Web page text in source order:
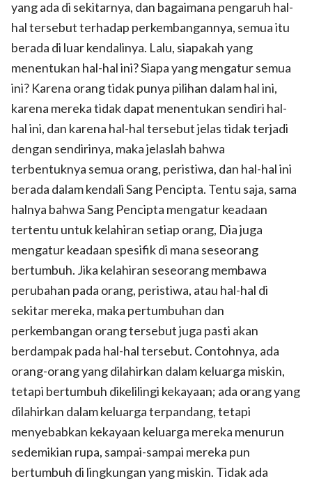
yang ada di sekitarnya, dan bagaimana pengaruh hal-
hal tersebut terhadap perkembangannya, semua itu
berada di luar kendalinya. Lalu, siapakah yang
menentukan hal-hal ini? Siapa yang mengatur semua
ini? Karena orang tidak punya pilihan dalam hal ini,
karena mereka tidak dapat menentukan sendiri hal-
hal ini, dan karena hal-hal tersebut jelas tidak terjadi
dengan sendirinya, maka jelaslah bahwa
terbentuknya semua orang, peristiwa, dan hal-hal ini
berada dalam kendali Sang Pencipta. Tentu saja, sama
halnya bahwa Sang Pencipta mengatur keadaan
tertentu untuk kelahiran setiap orang, Dia juga
mengatur keadaan spesifik di mana seseorang
bertumbuh. Jika kelahiran seseorang membawa
perubahan pada orang, peristiwa, atau hal-hal di
sekitar mereka, maka pertumbuhan dan
perkembangan orang tersebut juga pasti akan
berdampak pada hal-hal tersebut. Contohnya, ada
orang-orang yang dilahirkan dalam keluarga miskin,
tetapi bertumbuh dikelilingi kekayaan; ada orang yang
dilahirkan dalam keluarga terpandang, tetapi
menyebabkan kekayaan keluarga mereka menurun
sedemikian rupa, sampai-sampai mereka pun
bertumbuh di lingkungan yang miskin. Tidak ada